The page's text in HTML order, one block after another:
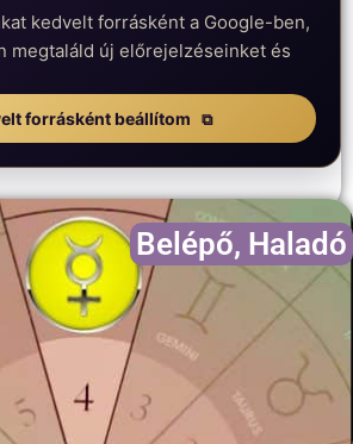
kedvelt forrásként a Google-ben,
megtaláld új előrejelzéseinket és
forrásként beállítom
Belépő, Haladó